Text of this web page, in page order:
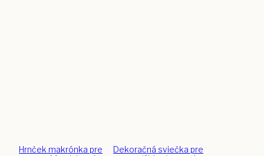
Hrnček makrónka pre
Dekoračná sviečka pre